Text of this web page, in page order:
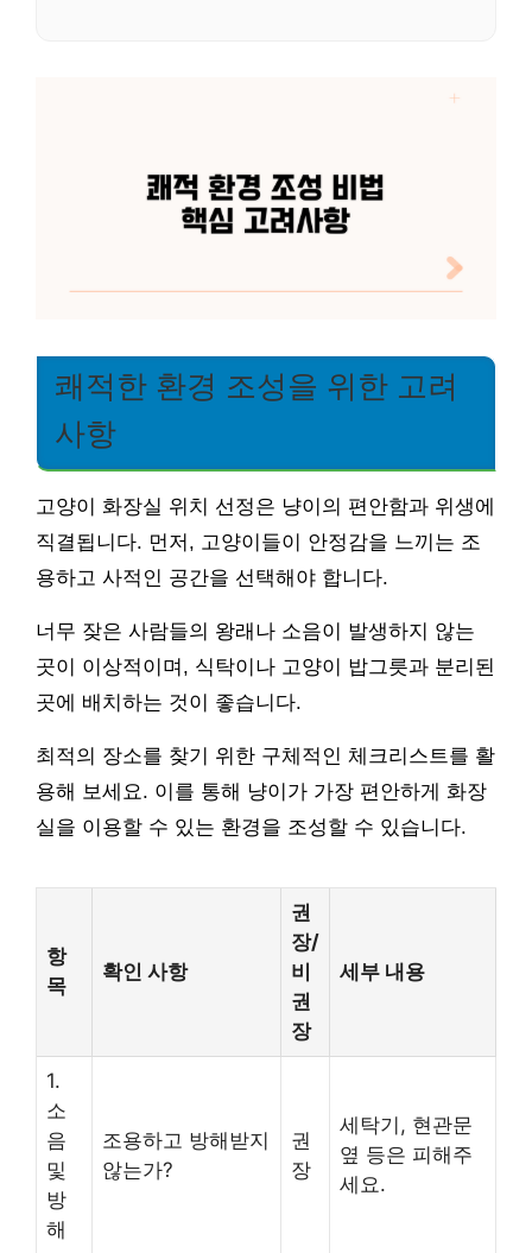
쾌적한 환경 조성을 위한 고려
사항
고양이 화장실 위치 선정은 냥이의 편안함과 위생에
직결됩니다. 먼저, 고양이들이 안정감을 느끼는 조
용하고 사적인 공간을 선택해야 합니다.
너무 잦은 사람들의 왕래나 소음이 발생하지 않는
곳이 이상적이며, 식탁이나 고양이 밥그릇과 분리된
곳에 배치하는 것이 좋습니다.
최적의 장소를 찾기 위한 구체적인 체크리스트를 활
용해 보세요. 이를 통해 냥이가 가장 편안하게 화장
실을 이용할 수 있는 환경을 조성할 수 있습니다.
항
목
확인 사항
권
장/
비
권
장
세부 내용
1.
소
음
및
방
해
조용하고 방해받지
않는가?
권
장
세탁기, 현관문
옆 등은 피해주
세요.